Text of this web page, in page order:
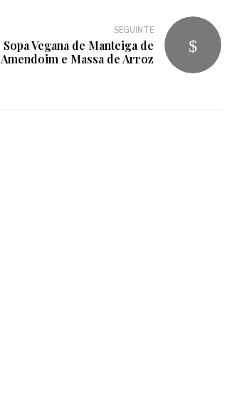
SEGUINTE
Sopa Vegana de Manteiga de
Amendoim e Massa de Arroz